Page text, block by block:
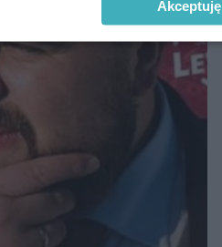
Akceptuję